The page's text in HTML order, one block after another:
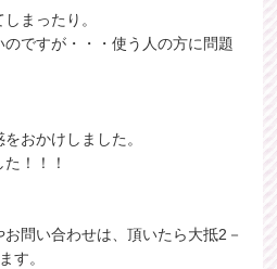
まったり。
ですが・・・使う人の方に問題
おかけしました。
！！！
問い合わせは、頂いたら大抵2－
す。